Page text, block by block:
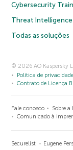
Cybersecurity
Threat Intelligence
Todas as soluções
© 2026 AO Kaspersky
Política de privacidade
Contrato de Licença
Fale conosco Sobre a
Comunicado à
Securelist Eugene